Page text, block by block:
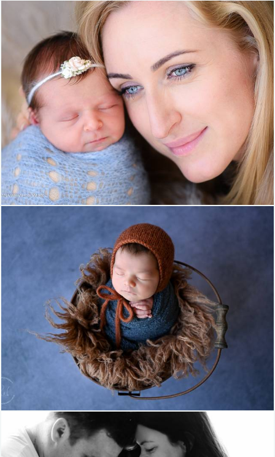
1665 18
910 6